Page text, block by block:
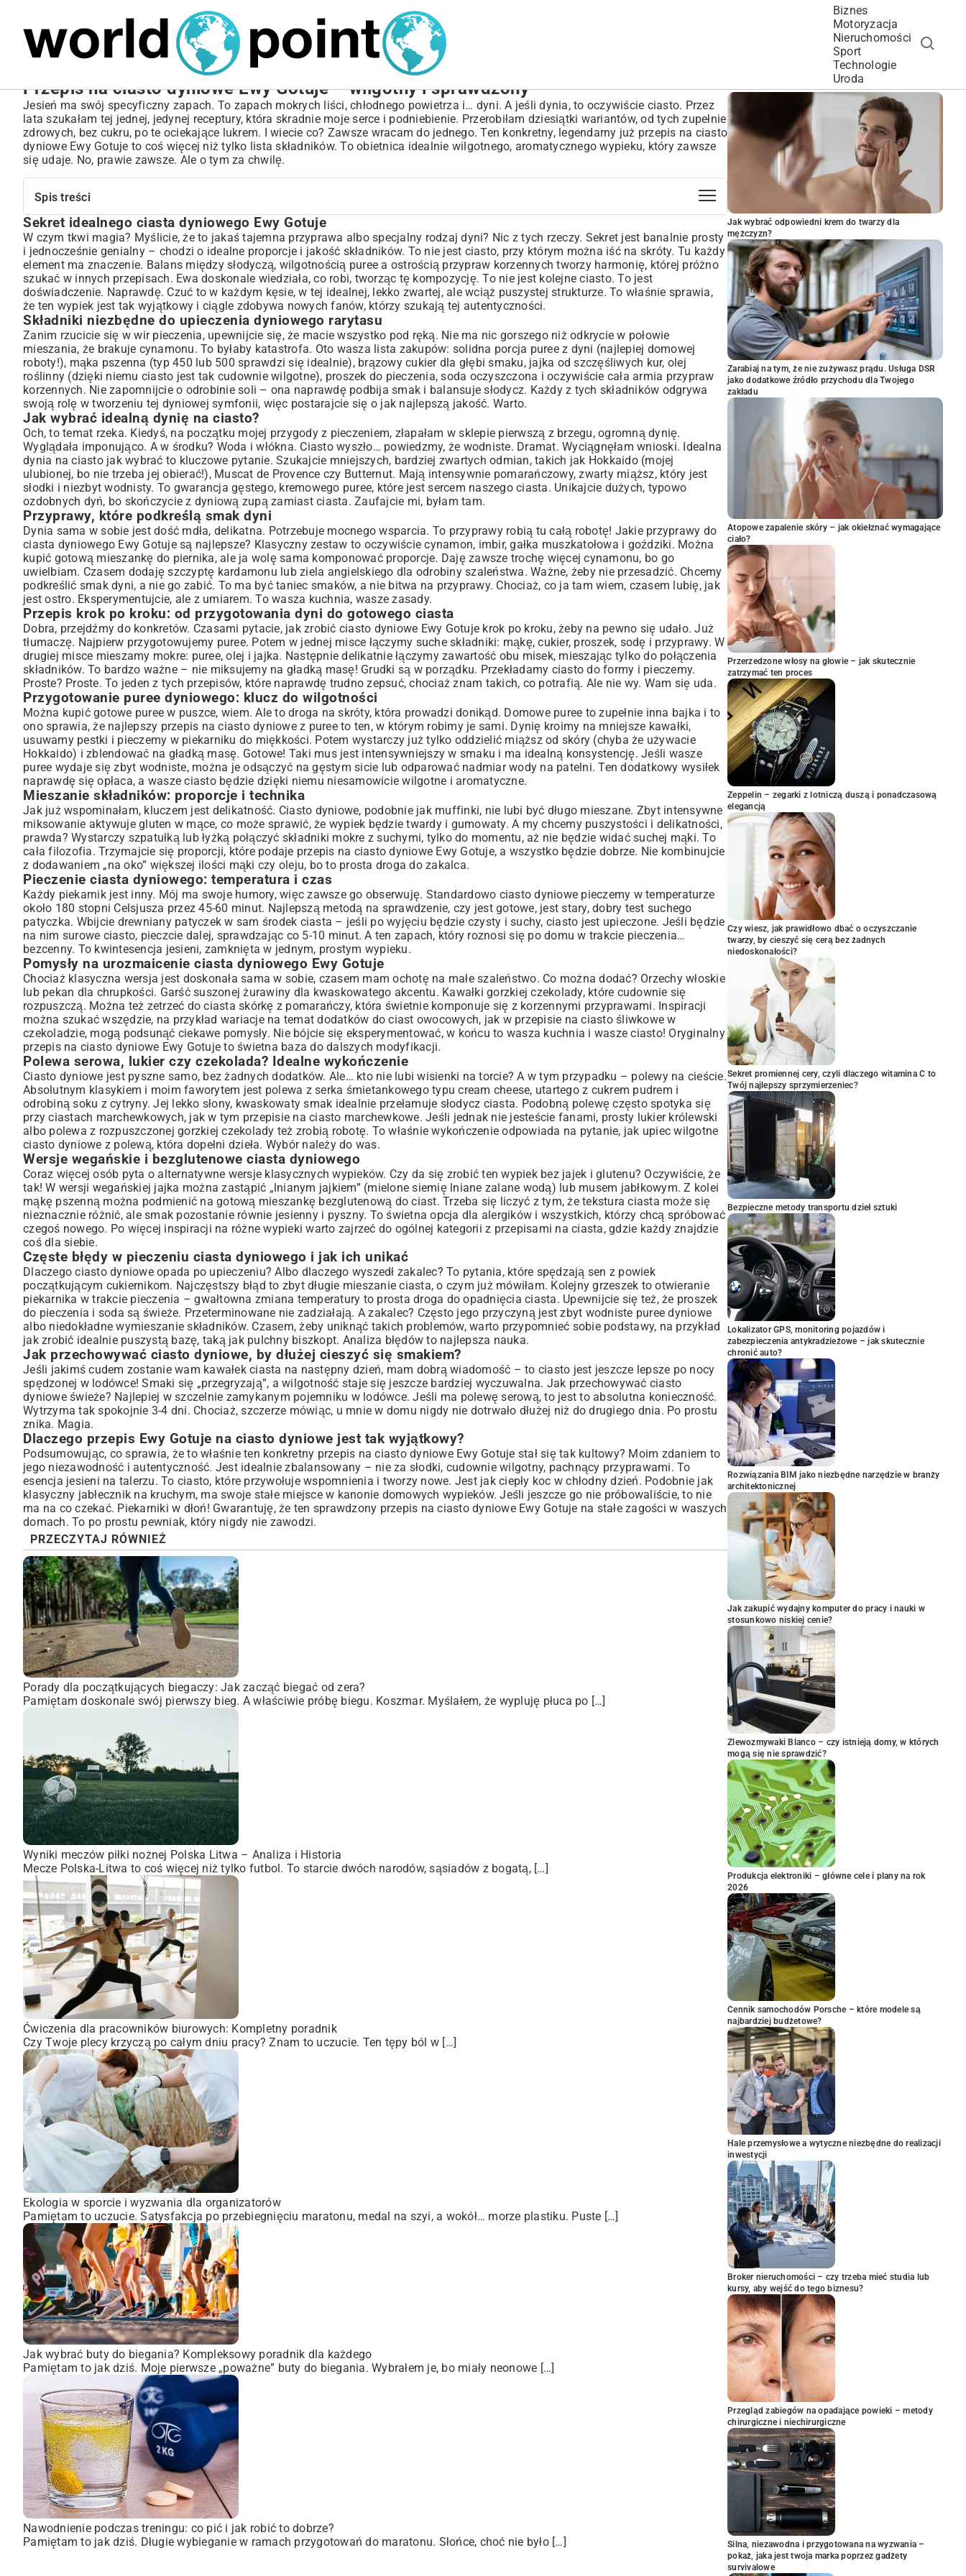
Biznes
Motoryzacja
Nieruchomości
Sport
Technologie
Uroda
Przepis na ciasto dyniowe Ewy Gotuje – wilgotny i sprawdzony
Jesień ma swój specyficzny zapach. To zapach mokrych liści, chłodnego powietrza i… dyni. A jeśli dynia, to oczywiście ciasto. Przez
lata szukałam tej jednej, jedynej receptury, która skradnie moje serce i podniebienie. Przerobiłam dziesiątki wariantów, od tych zupełnie
zdrowych, bez cukru, po te ociekające lukrem. I wiecie co? Zawsze wracam do jednego. Ten konkretny, legendarny już przepis na ciasto
dyniowe Ewy Gotuje to coś więcej niż tylko lista składników. To obietnica idealnie wilgotnego, aromatycznego wypieku, który zawsze
się udaje. No, prawie zawsze. Ale o tym za chwilę.
Spis treści
Sekret idealnego ciasta dyniowego Ewy Gotuje
Składniki niezbędne do upieczenia dyniowego rarytasu
Jak wybrać idealną dynię na ciasto?
Przyprawy, które podkreślą smak dyni
Przepis krok po kroku: od przygotowania dyni do gotowego ciasta
Przygotowanie puree dyniowego: klucz do wilgotności
Mieszanie składników: proporcje i technika
Pieczenie ciasta dyniowego: temperatura i czas
Pomysły na urozmaicenie ciasta dyniowego Ewy Gotuje
Polewa serowa, lukier czy czekolada? Idealne wykończenie
Wersje wegańskie i bezglutenowe ciasta dyniowego
Częste błędy w pieczeniu ciasta dyniowego i jak ich unikać
Jak przechowywać ciasto dyniowe, by dłużej cieszyć się smakiem?
Dlaczego przepis Ewy Gotuje na ciasto dyniowe jest tak wyjątkowy?
Sekret idealnego ciasta dyniowego Ewy Gotuje
W czym tkwi magia? Myślicie, że to jakaś tajemna przyprawa albo specjalny rodzaj dyni? Nic z tych rzeczy. Sekret jest banalnie prosty
i jednocześnie genialny – chodzi o idealne proporcje i jakość składników. To nie jest ciasto, przy którym można iść na skróty. Tu każdy
element ma znaczenie. Balans między słodyczą, wilgotnością puree a ostrością przypraw korzennych tworzy harmonię, której próżno
szukać w innych przepisach. Ewa doskonale wiedziała, co robi, tworząc tę kompozycję. To nie jest kolejne ciasto. To jest
doświadczenie. Naprawdę. Czuć to w każdym kęsie, w tej idealnej, lekko zwartej, ale wciąż puszystej strukturze. To właśnie sprawia,
że ten wypiek jest tak wyjątkowy i ciągle zdobywa nowych fanów, którzy szukają tej autentyczności.
Składniki niezbędne do upieczenia dyniowego rarytasu
Zanim rzucicie się w wir pieczenia, upewnijcie się, że macie wszystko pod ręką. Nie ma nic gorszego niż odkrycie w połowie
mieszania, że brakuje cynamonu. To byłaby katastrofa. Oto wasza lista zakupów: solidna porcja puree z dyni (najlepiej domowej
roboty!), mąka pszenna (typ 450 lub 500 sprawdzi się idealnie), brązowy cukier dla głębi smaku, jajka od szczęśliwych kur, olej
roślinny (dzięki niemu ciasto jest tak cudownie wilgotne), proszek do pieczenia, soda oczyszczona i oczywiście cała armia przypraw
korzennych. Nie zapomnijcie o odrobinie soli – ona naprawdę podbija smak i balansuje słodycz. Każdy z tych składników odgrywa
swoją rolę w tworzeniu tej dyniowej symfonii, więc postarajcie się o jak najlepszą jakość. Warto.
Jak wybrać idealną dynię na ciasto?
Och, to temat rzeka. Kiedyś, na początku mojej przygody z pieczeniem, złapałam w sklepie pierwszą z brzegu, ogromną dynię.
Wyglądała imponująco. A w środku? Woda i włókna. Ciasto wyszło… powiedzmy, że wodniste. Dramat. Wyciągnęłam wnioski. Idealna
dynia na ciasto jak wybrać to kluczowe pytanie. Szukajcie mniejszych, bardziej zwartych odmian, takich jak Hokkaido (mojej
ulubionej, bo nie trzeba jej obierać!), Muscat de Provence czy Butternut. Mają intensywnie pomarańczowy, zwarty miąższ, który jest
słodki i niezbyt wodnisty. To gwarancja gęstego, kremowego puree, które jest sercem naszego ciasta. Unikajcie dużych, typowo
ozdobnych dyń, bo skończycie z dyniową zupą zamiast ciasta. Zaufajcie mi, byłam tam.
Przyprawy, które podkreślą smak dyni
Dynia sama w sobie jest dość mdła, delikatna. Potrzebuje mocnego wsparcia. To przyprawy robią tu całą robotę! Jakie przyprawy do
ciasta dyniowego Ewy Gotuje są najlepsze? Klasyczny zestaw to oczywiście cynamon, imbir, gałka muszkatołowa i goździki. Można
kupić gotową mieszankę do piernika, ale ja wolę sama komponować proporcje. Daję zawsze trochę więcej cynamonu, bo go
uwielbiam. Czasem dodaję szczyptę kardamonu lub ziela angielskiego dla odrobiny szaleństwa. Ważne, żeby nie przesadzić. Chcemy
podkreślić smak dyni, a nie go zabić. To ma być taniec smaków, a nie bitwa na przyprawy. Chociaż, co ja tam wiem, czasem lubię, jak
jest ostro. Eksperymentujcie, ale z umiarem. To wasza kuchnia, wasze zasady.
Przepis krok po kroku: od przygotowania dyni do gotowego ciasta
Dobra, przejdźmy do konkretów. Czasami pytacie, jak zrobić ciasto dyniowe Ewy Gotuje krok po kroku, żeby na pewno się udało. Już
tłumaczę. Najpierw przygotowujemy puree. Potem w jednej misce łączymy suche składniki: mąkę, cukier, proszek, sodę i przyprawy. W
drugiej misce mieszamy mokre: puree, olej i jajka. Następnie delikatnie łączymy zawartość obu misek, mieszając tylko do połączenia
składników. To bardzo ważne – nie miksujemy na gładką masę! Grudki są w porządku. Przekładamy ciasto do formy i pieczemy.
Proste? Proste. To jeden z tych przepisów, które naprawdę trudno zepsuć, chociaż znam takich, co potrafią. Ale nie wy. Wam się uda.
Przygotowanie puree dyniowego: klucz do wilgotności
Można kupić gotowe puree w puszce, wiem. Ale to droga na skróty, która prowadzi donikąd. Domowe puree to zupełnie inna bajka i to
ono sprawia, że najlepszy przepis na ciasto dyniowe z puree to ten, w którym robimy je sami. Dynię kroimy na mniejsze kawałki,
usuwamy pestki i pieczemy w piekarniku do miękkości. Potem wystarczy już tylko oddzielić miąższ od skóry (chyba że używacie
Hokkaido) i zblendować na gładką masę. Gotowe! Taki mus jest intensywniejszy w smaku i ma idealną konsystencję. Jeśli wasze
puree wydaje się zbyt wodniste, można je odsączyć na gęstym sicie lub odparować nadmiar wody na patelni. Ten dodatkowy wysiłek
naprawdę się opłaca, a wasze ciasto będzie dzięki niemu niesamowicie wilgotne i aromatyczne.
Mieszanie składników: proporcje i technika
Jak już wspominałam, kluczem jest delikatność. Ciasto dyniowe, podobnie jak muffinki, nie lubi być długo mieszane. Zbyt intensywne
miksowanie aktywuje gluten w mące, co może sprawić, że wypiek będzie twardy i gumowaty. A my chcemy puszystości i delikatności,
prawda? Wystarczy szpatułką lub łyżką połączyć składniki mokre z suchymi, tylko do momentu, aż nie będzie widać suchej mąki. To
cała filozofia. Trzymajcie się proporcji, które podaje przepis na ciasto dyniowe Ewy Gotuje, a wszystko będzie dobrze. Nie kombinujcie
z dodawaniem „na oko” większej ilości mąki czy oleju, bo to prosta droga do zakalca.
Pieczenie ciasta dyniowego: temperatura i czas
Każdy piekarnik jest inny. Mój ma swoje humory, więc zawsze go obserwuję. Standardowo ciasto dyniowe pieczemy w temperaturze
około 180 stopni Celsjusza przez 45-60 minut. Najlepszą metodą na sprawdzenie, czy jest gotowe, jest stary, dobry test suchego
patyczka. Wbijcie drewniany patyczek w sam środek ciasta – jeśli po wyjęciu będzie czysty i suchy, ciasto jest upieczone. Jeśli będzie
na nim surowe ciasto, pieczcie dalej, sprawdzając co 5-10 minut. A ten zapach, który roznosi się po domu w trakcie pieczenia…
bezcenny. To kwintesencja jesieni, zamknięta w jednym, prostym wypieku.
Pomysły na urozmaicenie ciasta dyniowego Ewy Gotuje
Chociaż klasyczna wersja jest doskonała sama w sobie, czasem mam ochotę na małe szaleństwo. Co można dodać? Orzechy włoskie
lub pekan dla chrupkości. Garść suszonej żurawiny dla kwaskowatego akcentu. Kawałki gorzkiej czekolady, które cudownie się
rozpuszczą. Można też zetrzeć do ciasta skórkę z pomarańczy, która świetnie komponuje się z korzennymi przyprawami. Inspiracji
można szukać wszędzie, na przykład wariacje na temat dodatków do ciast owocowych, jak w przepisie na ciasto śliwkowe w
czekoladzie, mogą podsunąć ciekawe pomysły. Nie bójcie się eksperymentować, w końcu to wasza kuchnia i wasze ciasto! Oryginalny
przepis na ciasto dyniowe Ewy Gotuje to świetna baza do dalszych modyfikacji.
Polewa serowa, lukier czy czekolada? Idealne wykończenie
Ciasto dyniowe jest pyszne samo, bez żadnych dodatków. Ale… kto nie lubi wisienki na torcie? A w tym przypadku – polewy na cieście.
Absolutnym klasykiem i moim faworytem jest polewa z serka śmietankowego typu cream cheese, utartego z cukrem pudrem i
odrobiną soku z cytryny. Jej lekko słony, kwaskowaty smak idealnie przełamuje słodycz ciasta. Podobną polewę często spotyka się
przy ciastach marchewkowych, jak w tym przepisie na ciasto marchewkowe. Jeśli jednak nie jesteście fanami, prosty lukier królewski
albo polewa z rozpuszczonej gorzkiej czekolady też zrobią robotę. To właśnie wykończenie odpowiada na pytanie, jak upiec wilgotne
ciasto dyniowe z polewą, która dopełni dzieła. Wybór należy do was.
Wersje wegańskie i bezglutenowe ciasta dyniowego
Coraz więcej osób pyta o alternatywne wersje klasycznych wypieków. Czy da się zrobić ten wypiek bez jajek i glutenu? Oczywiście, że
tak! W wersji wegańskiej jajka można zastąpić „lnianym jajkiem” (mielone siemię lniane zalane wodą) lub musem jabłkowym. Z kolei
mąkę pszenną można podmienić na gotową mieszankę bezglutenową do ciast. Trzeba się liczyć z tym, że tekstura ciasta może się
nieznacznie różnić, ale smak pozostanie równie jesienny i pyszny. To świetna opcja dla alergików i wszystkich, którzy chcą spróbować
czegoś nowego. Po więcej inspiracji na różne wypieki warto zajrzeć do ogólnej kategorii z przepisami na ciasta, gdzie każdy znajdzie
coś dla siebie.
Częste błędy w pieczeniu ciasta dyniowego i jak ich unikać
Dlaczego ciasto dyniowe opada po upieczeniu? Albo dlaczego wyszedł zakalec? To pytania, które spędzają sen z powiek
początkującym cukiernikom. Najczęstszy błąd to zbyt długie mieszanie ciasta, o czym już mówiłam. Kolejny grzeszek to otwieranie
piekarnika w trakcie pieczenia – gwałtowna zmiana temperatury to prosta droga do opadnięcia ciasta. Upewnijcie się też, że proszek
do pieczenia i soda są świeże. Przeterminowane nie zadziałają. A zakalec? Często jego przyczyną jest zbyt wodniste puree dyniowe
albo niedokładne wymieszanie składników. Czasem, żeby uniknąć takich problemów, warto przypomnieć sobie podstawy, na przykład
jak zrobić idealnie puszystą bazę, taką jak pulchny biszkopt. Analiza błędów to najlepsza nauka.
Jak przechowywać ciasto dyniowe, by dłużej cieszyć się smakiem?
Jeśli jakimś cudem zostanie wam kawałek ciasta na następny dzień, mam dobrą wiadomość – to ciasto jest jeszcze lepsze po nocy
spędzonej w lodówce! Smaki się „przegryzają”, a wilgotność staje się jeszcze bardziej wyczuwalna. Jak przechowywać ciasto
dyniowe świeże? Najlepiej w szczelnie zamykanym pojemniku w lodówce. Jeśli ma polewę serową, to jest to absolutna konieczność.
Wytrzyma tak spokojnie 3-4 dni. Chociaż, szczerze mówiąc, u mnie w domu nigdy nie dotrwało dłużej niż do drugiego dnia. Po prostu
znika. Magia.
Dlaczego przepis Ewy Gotuje na ciasto dyniowe jest tak wyjątkowy?
Podsumowując, co sprawia, że to właśnie ten konkretny przepis na ciasto dyniowe Ewy Gotuje stał się tak kultowy? Moim zdaniem to
jego niezawodność i autentyczność. Jest idealnie zbalansowany – nie za słodki, cudownie wilgotny, pachnący przyprawami. To
esencja jesieni na talerzu. To ciasto, które przywołuje wspomnienia i tworzy nowe. Jest jak ciepły koc w chłodny dzień. Podobnie jak
klasyczny jabłecznik na kruchym, ma swoje stałe miejsce w kanonie domowych wypieków. Jeśli jeszcze go nie próbowaliście, to nie
ma na co czekać. Piekarniki w dłoń! Gwarantuję, że ten sprawdzony przepis na ciasto dyniowe Ewy Gotuje na stałe zagości w waszych
domach. To po prostu pewniak, który nigdy nie zawodzi.
PRZECZYTAJ RÓWNIEŻ
Porady dla początkujących biegaczy: Jak zacząć biegać od zera?
Pamiętam doskonale swój pierwszy bieg. A właściwie próbę biegu. Koszmar. Myślałem, że wypluję płuca po […]
Wyniki meczów piłki nożnej Polska Litwa – Analiza i Historia
Mecze Polska-Litwa to coś więcej niż tylko futbol. To starcie dwóch narodów, sąsiadów z bogatą, […]
Ćwiczenia dla pracowników biurowych: Kompletny poradnik
Czy Twoje plecy krzyczą po całym dniu pracy? Znam to uczucie. Ten tępy ból w […]
Ekologia w sporcie i wyzwania dla organizatorów
Pamiętam to uczucie. Satysfakcja po przebiegnięciu maratonu, medal na szyi, a wokół… morze plastiku. Puste […]
Jak wybrać buty do biegania? Kompleksowy poradnik dla każdego
Pamiętam to jak dziś. Moje pierwsze „poważne” buty do biegania. Wybrałem je, bo miały neonowe […]
Nawodnienie podczas treningu: co pić i jak robić to dobrze?
Pamiętam to jak dziś. Długie wybieganie w ramach przygotowań do maratonu. Słońce, choć nie było […]
POPULARNE ARTYKUŁY
Jak wybrać odpowiedni krem do twarzy dla
mężczyzn?
Zarabiaj na tym, że nie zużywasz prądu. Usługa DSR
jako dodatkowe źródło przychodu dla Twojego
zakładu
Atopowe zapalenie skóry – jak okiełznać wymagające
ciało?
Przerzedzone włosy na głowie – jak skutecznie
zatrzymać ten proces
Zeppelin – zegarki z lotniczą duszą i ponadczasową
elegancją
Czy wiesz, jak prawidłowo dbać o oczyszczanie
twarzy, by cieszyć się cerą bez żadnych
niedoskonałości?
Sekret promiennej cery, czyli dlaczego witamina C to
Twój najlepszy sprzymierzeniec?
Bezpieczne metody transportu dzieł sztuki
Lokalizator GPS, monitoring pojazdów i
zabezpieczenia antykradzieżowe – jak skutecznie
chronić auto?
Rozwiązania BIM jako niezbędne narzędzie w branży
architektonicznej
Jak zakupić wydajny komputer do pracy i nauki w
stosunkowo niskiej cenie?
Zlewozmywaki Blanco – czy istnieją domy, w których
mogą się nie sprawdzić?
Produkcja elektroniki – główne cele i plany na rok
2026
Cennik samochodów Porsche – które modele są
najbardziej budżetowe?
Hale przemysłowe a wytyczne niezbędne do realizacji
inwestycji
Broker nieruchomości – czy trzeba mieć studia lub
kursy, aby wejść do tego biznesu?
Przegląd zabiegów na opadające powieki – metody
chirurgiczne i niechirurgiczne
Silna, niezawodna i przygotowana na wyzwania –
pokaż, jaka jest twoja marka poprzez gadżety
survivalowe